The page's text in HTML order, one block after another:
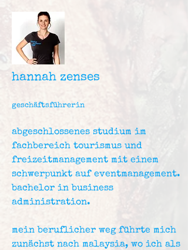
hannah zenses
geschäftsführerin
abgeschlossenes studium im
fachbereich tourismus und
freizeitmanagement mit einem
schwerpunkt auf eventmanagement.
bachelor in business
administration.
mein beruflicher weg führte mich
zunächst nach malaysia, wo ich als